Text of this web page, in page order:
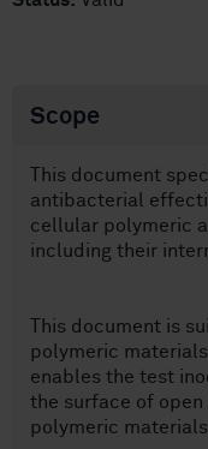
Scope
This document
antibacterial
cellular polymeric
including their
This document is
polymeric
enables the test
the surface of
polymeric materials.